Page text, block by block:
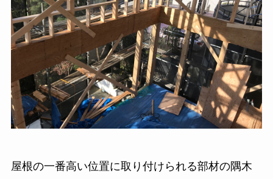
屋根の一番高い位置に取り付けられる部材の隅木